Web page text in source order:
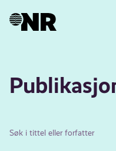
Søk i tittel eller forfatter